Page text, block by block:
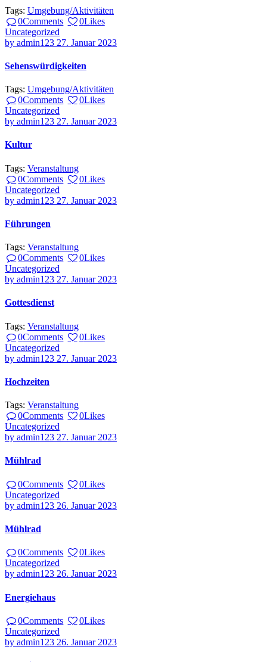
Tags: Umgebung/Aktivitäten
0Comments 0Likes
Uncategorized
by admin123 27. Januar 2023
Sehenswürdigkeiten
Tags: Umgebung/Aktivitäten
0Comments 0Likes
Uncategorized
by admin123 27. Januar 2023
Kultur
Tags: Veranstaltung
0Comments 0Likes
Uncategorized
by admin123 27. Januar 2023
Führungen
Tags: Veranstaltung
0Comments 0Likes
Uncategorized
by admin123 27. Januar 2023
Gottesdienst
Tags: Veranstaltung
0Comments 0Likes
Uncategorized
by admin123 27. Januar 2023
Hochzeiten
Tags: Veranstaltung
0Comments 0Likes
Uncategorized
by admin123 27. Januar 2023
Mühlrad
0Comments 0Likes
Uncategorized
by admin123 26. Januar 2023
Mühlrad
0Comments 0Likes
Uncategorized
by admin123 26. Januar 2023
Energiehaus
0Comments 0Likes
Uncategorized
by admin123 26. Januar 2023